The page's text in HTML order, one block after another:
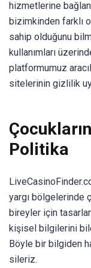
hizmetlerine
bizimkinden farklı
sahip olduğunu
kullanımları
platformumuz
sitelerinin gizlilik
Politika
yargı bölgelerinde
bireyler için
kişisel bilgilerini
Böyle bir bilgiden
sileriz.